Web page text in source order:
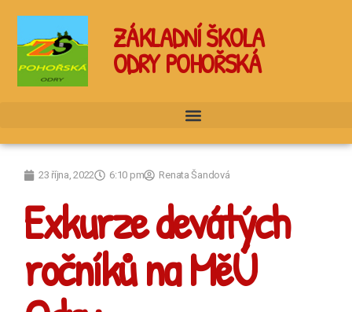
ZÁKLADNÍ ŠKOLA
ODRY POHOŘSKÁ
23 října, 2022 6:10 pm Renata Šandová
Exkurze devátých
ročníků na MěÚ